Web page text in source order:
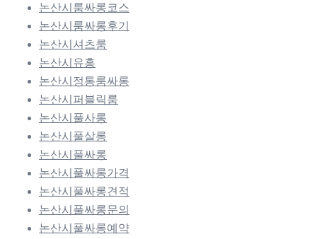
논산시룸싸롱코스
논산시룸싸롱후기
논산시셔츠룸
논산시유흥
논산시정통룸싸롱
논산시퍼블릭룸
논산시풀사롱
논산시풀살롱
논산시풀싸롱
논산시풀싸롱가격
논산시풀싸롱견적
논산시풀싸롱문의
논산시풀싸롱예약